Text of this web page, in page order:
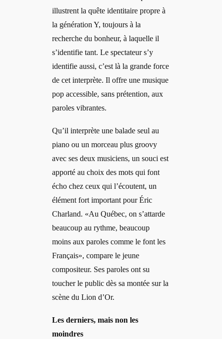
illustrent la quête identitaire propre à
la génération Y, toujours à la
recherche du bonheur, à laquelle il
s’identifie tant. Le spectateur s’y
identifie aussi, c’est là la grande force
de cet interprète. Il offre une musique
pop accessible, sans prétention, aux
paroles vibrantes.
Qu’il interprète une balade seul au
piano ou un morceau plus groovy
avec ses deux musiciens, un souci est
apporté au choix des mots qui font
écho chez ceux qui l’écoutent, un
élément fort important pour Éric
Charland. «Au Québec, on s’attarde
beaucoup au rythme, beaucoup
moins aux paroles comme le font les
Français», compare le jeune
compositeur. Ses paroles ont su
toucher le public dès sa montée sur la
scène du Lion d’Or.
Les derniers, mais non les
moindres